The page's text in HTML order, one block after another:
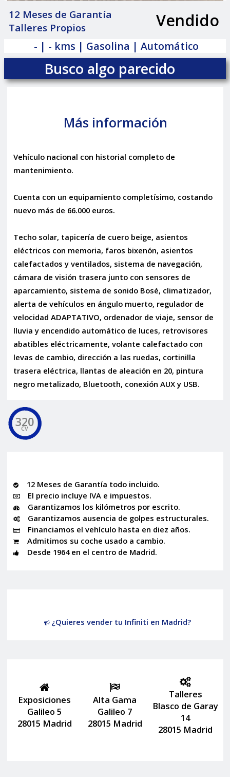
12 Meses de Garantía
Talleres Propios
Vendido
- | - kms | Gasolina | Automático
Busco algo parecido
Más información
Vehículo nacional con historial completo de
mantenimiento.
Cuenta con un equipamiento completísimo, costando
nuevo más de 66.000 euros.
Techo solar, tapicería de cuero beige, asientos
eléctricos con memoria, faros bixenón, asientos
calefactados y ventilados, sistema de navegación,
cámara de visión trasera junto con sensores de
aparcamiento, sistema de sonido Bosé, climatizador,
alerta de vehículos en ángulo muerto, regulador de
velocidad ADAPTATIVO, ordenador de viaje, sensor de
lluvia y encendido automático de luces, retrovisores
abatibles eléctricamente, volante calefactado con
levas de cambio, dirección a las ruedas, cortinilla
trasera eléctrica, llantas de aleación en 20, pintura
negro metalizado, Bluetooth, conexión AUX y USB.
320
CV
12 Meses de Garantía todo incluido.
El precio incluye IVA e impuestos.
Garantizamos los kilómetros por escrito.
Garantizamos ausencia de golpes estructurales.
Financiamos el vehículo hasta en diez años.
Admitimos su coche usado a cambio.
Desde 1964 en el centro de Madrid.
¿Quieres vender tu Infiniti en Madrid?
Exposiciones
Galileo 5
28015 Madrid
Alta Gama
Galileo 7
28015 Madrid
Talleres
Blasco de Garay
14
28015 Madrid